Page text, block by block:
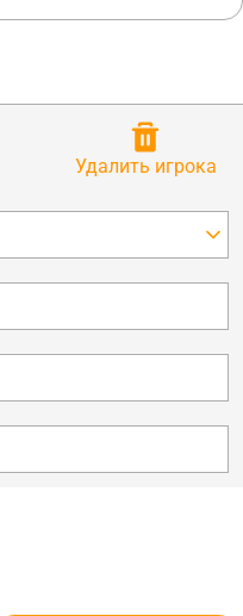
Удалить игрока